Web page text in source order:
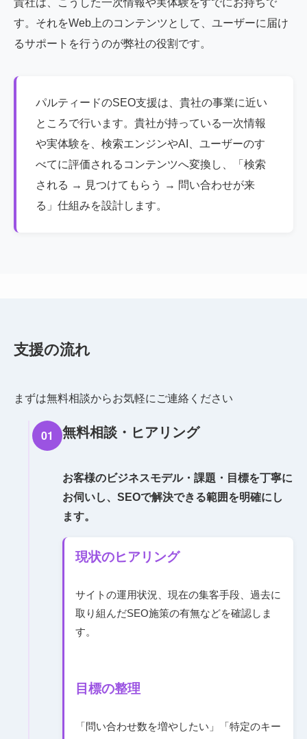
す。それをWeb上のコンテンツとして、ユーザーに届け
るサポートを行うのが弊社の役割です。
パルティードのSEO支援は、貴社の事業に近い
ところで行います。貴社が持っている一次情報
や実体験を、検索エンジンやAI、ユーザーのす
べてに評価されるコンテンツへ変換し、「検索
される → 見つけてもらう → 問い合わせが来
る」仕組みを設計します。
支援の流れ
まずは無料相談からお気軽にご連絡ください
01 無料相談・ヒアリング
お客様のビジネスモデル・課題・目標を丁寧に
お伺いし、SEOで解決できる範囲を明確にし
ます。
現状のヒアリング
サイトの運用状況、現在の集客手段、過去に
取り組んだSEO施策の有無などを確認しま
す。
目標の整理
「問い合わせ数を増やしたい」「特定のキー